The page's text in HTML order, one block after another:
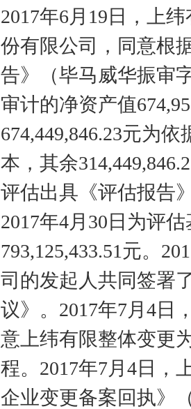
2017年6月19日，上
份有限公司，同意根
告》（毕马威华振审
审计的净资产值
674,449,846.23元为
本，其余
评估出具《评估报告
2017年4月30日为评
793,125,433.51元。
司的发起人共同签署
议》。2017年7月4日
意上纬有限整体变更
程。2017年7月4日，
企业变更备案回执》